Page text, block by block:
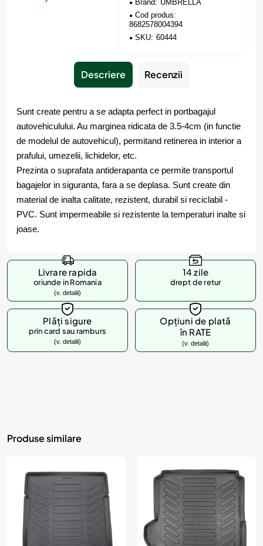
Brand: UMBRELLA
Cod produs:
8682578004394
SKU: 60444
Descriere Recenzii
Sunt create pentru a se adapta perfect in portbagajul
autovehiculului. Au marginea ridicata de 3.5-4cm (in functie
de modelul de autovehicul), permitand retinerea in interior a
prafului, umezelii, lichidelor, etc.
Prezinta o suprafata antiderapanta ce permite transportul
bagajelor in siguranta, fara a se deplasa. Sunt create din
material de inalta calitate, rezistent, durabil si reciclabil -
PVC. Sunt impermeabile si rezistente la temperaturi inalte si
joase.
Livrare rapida
oriunde in Romania
(v. detalii)
14 zile
drept de retur
Plăți sigure
prin card sau ramburs
(v. detalii)
Opțiuni de plată
în RATE
(v. detalii)
Produse similare